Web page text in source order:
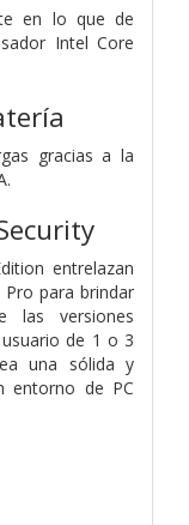
en lo que de
Intel Core
gracias a la
entrelazan
Pro para brindar
las versiones
de 1 o 3
una sólida y
entorno de PC